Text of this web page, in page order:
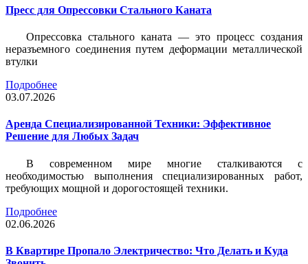
Пресс для Опрессовки Стального Каната
Опрессовка стального каната — это процесс создания
неразъемного соединения путем деформации металлической
втулки
Подробнее
03.07.2026
Аренда Специализированной Техники: Эффективное
Решение для Любых Задач
В современном мире многие сталкиваются с
необходимостью выполнения специализированных работ,
требующих мощной и дорогостоящей техники.
Подробнее
02.06.2026
В Квартире Пропало Электричество: Что Делать и Куда